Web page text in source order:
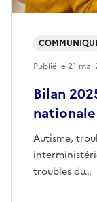
Bilan
Autisme,
troubles du…
Publié le21 mai